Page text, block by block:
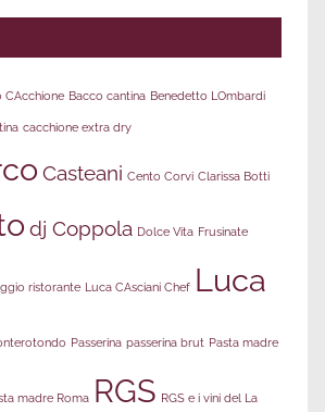
CAcchione Bacco cantina Benedetto LOmbardi
cacchione extra dry
Casteani Cento Corvi Clarissa Botti
dj Coppola Dolce Vita Frusinate
ristorante Luca CAsciani Chef Luca
Passerina passerina brut Pasta madre
madre Roma RGS RGS e i vini del La